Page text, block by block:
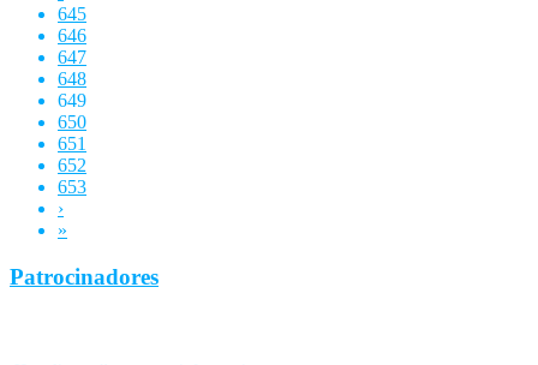
645
646
647
648
649
650
651
652
653
›
»
Patrocinadores